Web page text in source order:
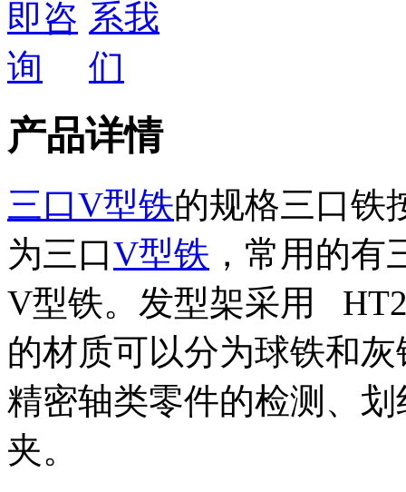
产品详情
三口V型铁的规格三口铁
为三口V型铁 ，常用的
V型铁。发型架采用
的材质可以分为球铁和
精密轴类零件的检测、
夹。